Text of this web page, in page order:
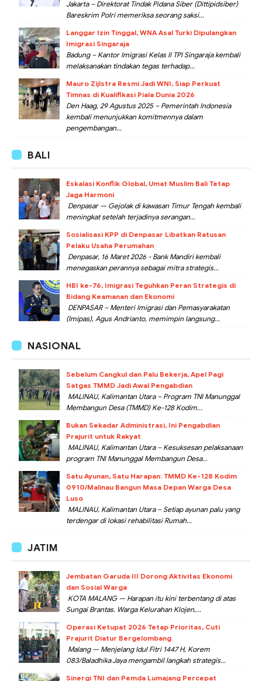
Jakarta – Direktorat Tindak Pidana Siber (Dittipidsiber)
Bareskrim Polri memeriksa seorang saksi...
Langgar Izin Tinggal, WNA Asal Turki Dipulangkan
Imigrasi Singaraja
Badung – Kantor Imigrasi Kelas II TPI Singaraja kembali
melaksanakan tindakan tegas terhadap...
Mauro Zijlstra Resmi Jadi WNI, Siap Perkuat
Timnas di Kualifikasi Piala Dunia 2026
Den Haag, 29 Agustus 2025 – Pemerintah Indonesia
kembali menunjukkan komitmennya dalam
pengembangan...
BALI
Eskalasi Konflik Global, Umat Muslim Bali Tetap
Jaga Harmoni
Denpasar — Gejolak di kawasan Timur Tengah kembali
meningkat setelah terjadinya serangan...
Sosialisasi KPP di Denpasar Libatkan Ratusan
Pelaku Usaha Perumahan
Denpasar, 16 Maret 2026 - Bank Mandiri kembali
menegaskan perannya sebagai mitra strategis...
HBI ke-76, Imigrasi Teguhkan Peran Strategis di
Bidang Keamanan dan Ekonomi
DENPASAR – Menteri Imigrasi dan Pemasyarakatan
(Imipas), Agus Andrianto, memimpin langsung...
NASIONAL
Sebelum Cangkul dan Palu Bekerja, Apel Pagi
Satgas TMMD Jadi Awal Pengabdian
MALINAU, Kalimantan Utara – Program TNI Manunggal
Membangun Desa (TMMD) Ke-128 Kodim...
Bukan Sekadar Administrasi, Ini Pengabdian
Prajurit untuk Rakyat
MALINAU, Kalimantan Utara – Kesuksesan pelaksanaan
program TNI Manunggal Membangun Desa...
Satu Ayunan, Satu Harapan: TMMD Ke-128 Kodim
0910/Malinau Bangun Masa Depan Warga Desa
Luso
MALINAU, Kalimantan Utara – Setiap ayunan palu yang
terdengar di lokasi rehabilitasi Rumah...
JATIM
Jembatan Garuda III Dorong Aktivitas Ekonomi
dan Sosial Warga
KOTA MALANG — Harapan itu kini terbentang di atas
Sungai Brantas. Warga Kelurahan Klojen,...
Operasi Ketupat 2026 Tetap Prioritas, Cuti
Prajurit Diatur Bergelombang
Malang — Menjelang Idul Fitri 1447 H, Korem
083/Baladhika Jaya mengambil langkah strategis...
Sinergi TNI dan Pemda Lumajang Percepat